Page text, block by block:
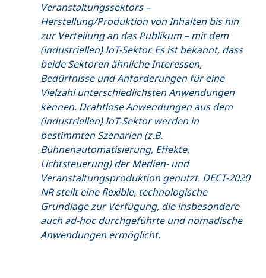
Veranstaltungssektors –
Herstellung/Produktion von Inhalten bis hin
zur Verteilung an das Publikum – mit dem
(industriellen) IoT-Sektor. Es ist bekannt, dass
beide Sektoren ähnliche Interessen,
Bedürfnisse und Anforderungen für eine
Vielzahl unterschiedlichsten Anwendungen
kennen. Drahtlose Anwendungen aus dem
(industriellen) IoT-Sektor werden in
bestimmten Szenarien (z.B.
Bühnenautomatisierung, Effekte,
Lichtsteuerung) der Medien- und
Veranstaltungsproduktion genutzt. DECT-2020
NR stellt eine flexible, technologische
Grundlage zur Verfügung, die insbesondere
auch ad-hoc durchgeführte und nomadische
Anwendungen ermöglicht.